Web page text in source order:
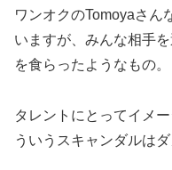
ワンオクのTomoyaさん
いますが、みんな相手
を食らったようなもの。
タレントにとってイメ
ういうスキャンダルは